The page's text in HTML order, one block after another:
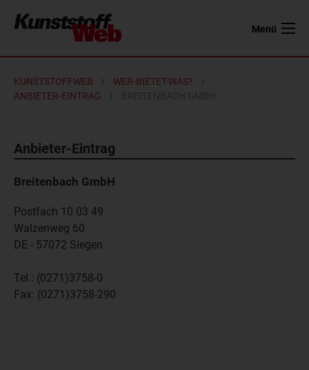
Menü
KUNSTSTOFFWEB
WER-BIETET-WAS?
ANBIETER-EINTRAG
Anbieter-Eintrag
Breitenbach GmbH
Postfach 10 03 49
Walzenweg 60
DE - 57072 Siegen
Tel.: (0271)3758-0
Fax: (0271)3758-290